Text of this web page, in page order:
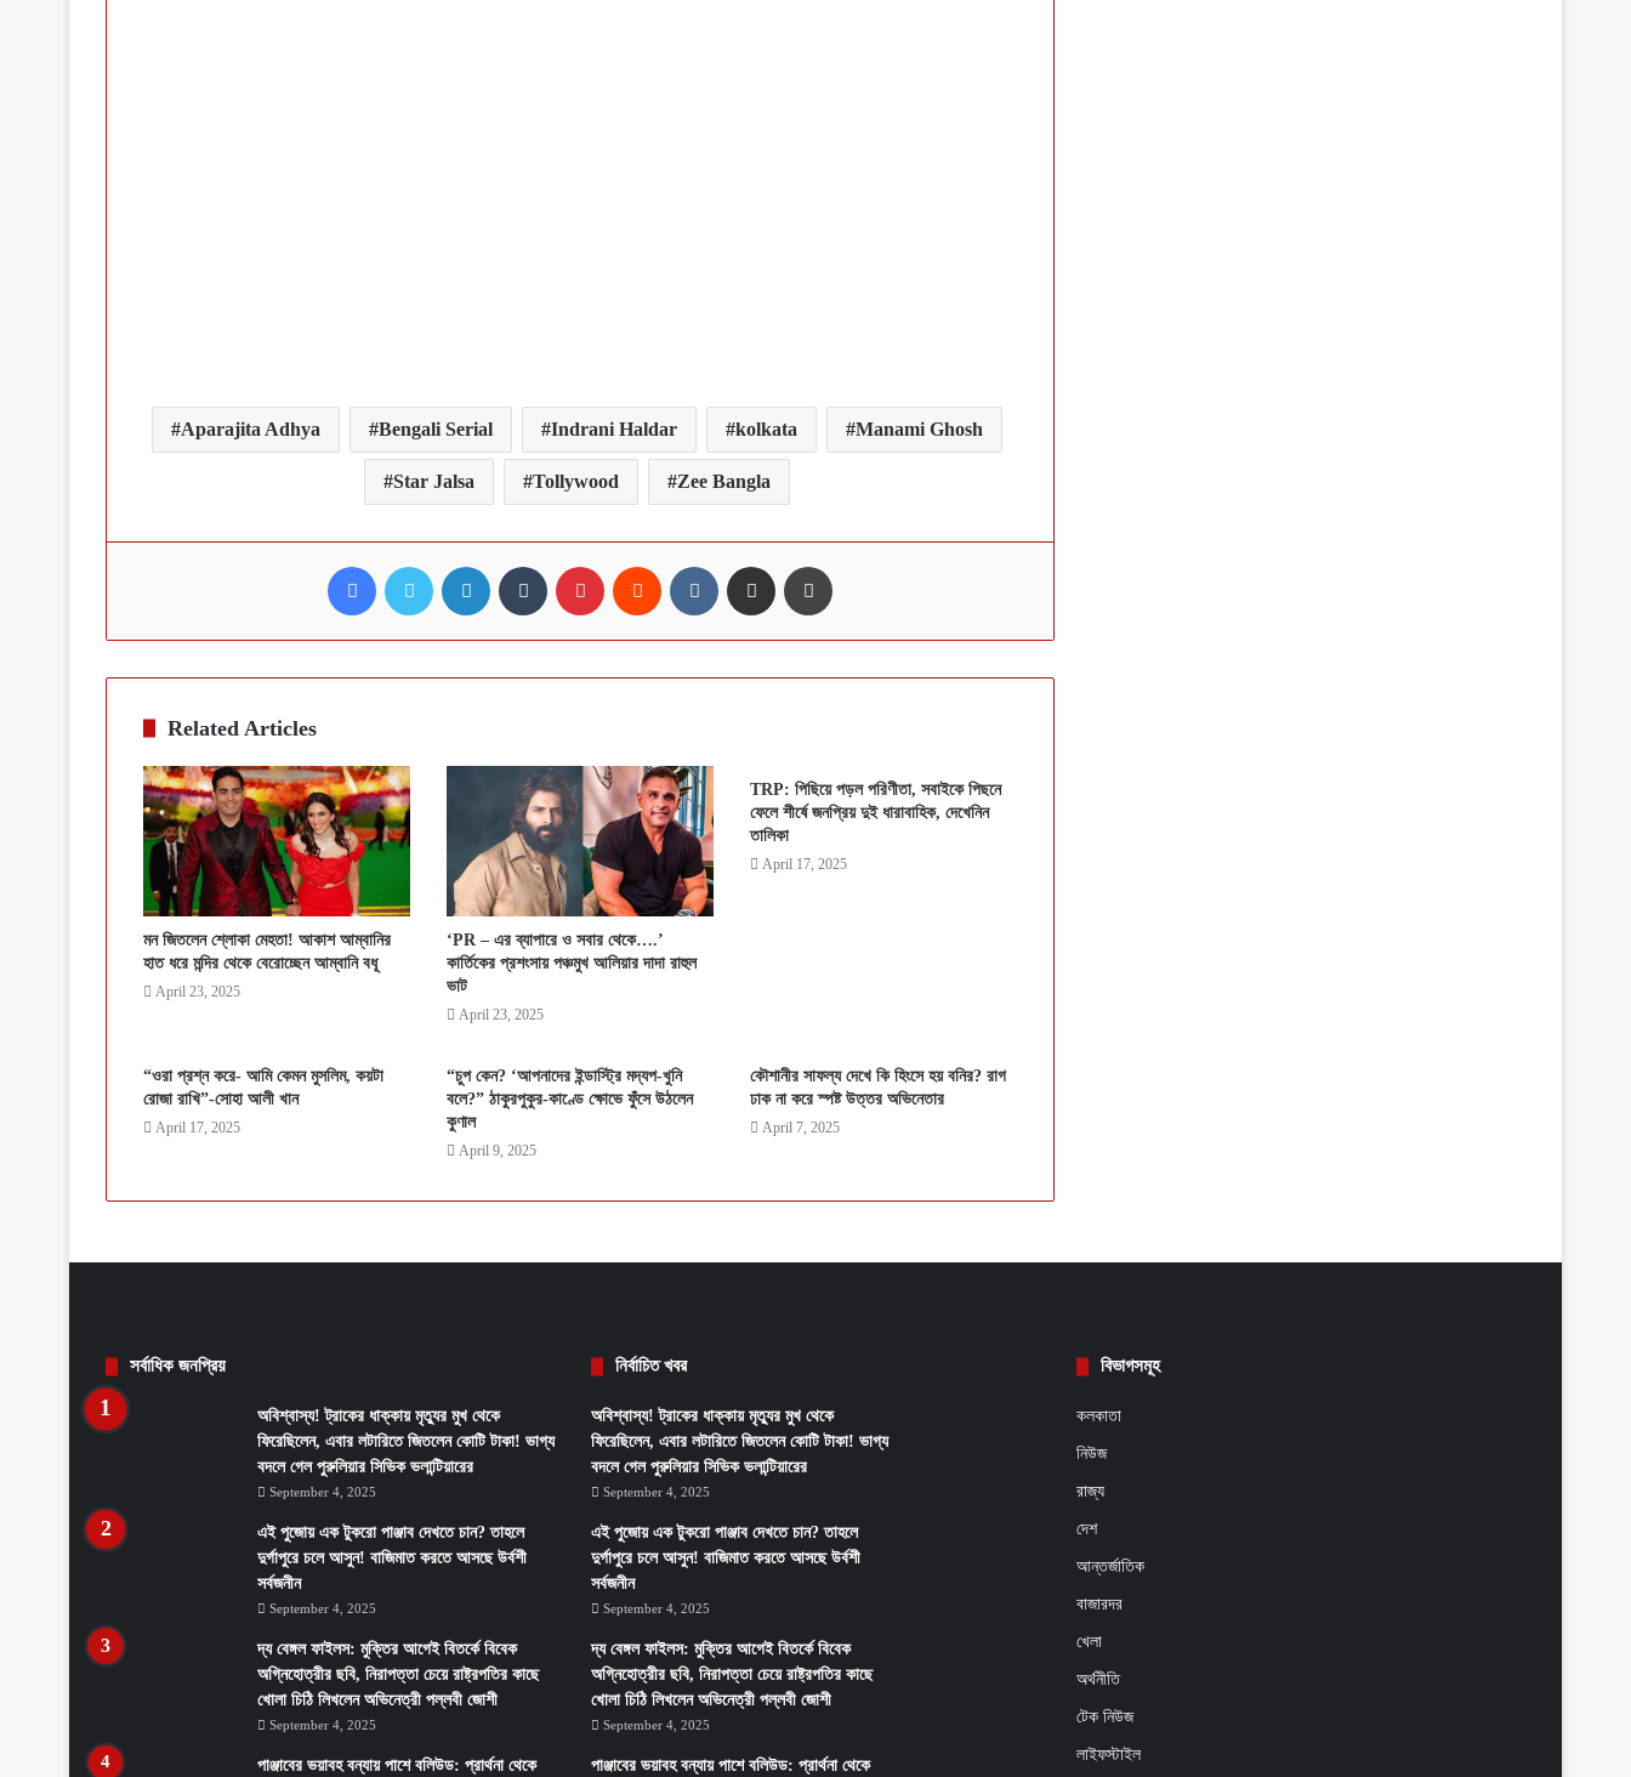
Aparajita Adhya Bengali Serial Indrani Haldar kolkata Manami Ghosh
Star Jalsa Tollywood Zee Bangla
Facebook Twitter LinkedIn Tumblr Pinterest Reddit VKontakte Share via Email
Related Articles
মন জিতলেন শ্লোকা মেহতা! আকাশ আম্বানির
হাত ধরে মন্দির থেকে বেরোচ্ছেন আম্বানি বধূ
April 23, 2025
‘PR – এর ব্যাপারে ও সবার থেকে….’
কার্তিকের প্রশংসায় পঞ্চমুখ আলিয়ার দাদা রাহুল
ভাট
April 23, 2025
TRP: পিছিয়ে পড়ল পরিণীতা, সবাইকে পিছনে
ফেলে শীর্ষে জনপ্রিয় দুই ধারাবাহিক, দেখেনিন
তালিকা
April 17, 2025
“ওরা প্রশ্ন করে- আমি কেমন মুসলিম, কয়টা
রোজা রাখি”-সোহা আলী খান
April 17, 2025
“চুপ কেন? ‘আপনাদের ইন্ডাস্ট্রি মদ্যপ-খুনি
বলে?” ঠাকুরপুকুর-কাণ্ডে ক্ষোভে ফুঁসে উঠলেন
কুণাল
April 9, 2025
কৌশানীর সাফল্য দেখে কি হিংসে হয় বনির? রাগ
ঢাক না করে স্পষ্ট উত্তর অভিনেতার
April 7, 2025
সর্বাধিক জনপ্রিয়
অবিশ্বাস্য! ট্রাকের ধাক্কায় মৃত্যুর মুখ থেকে
ফিরেছিলেন, এবার লটারিতে জিতলেন কোটি টাকা! ভাগ্য
বদলে গেল পুরুলিয়ার সিভিক ভলান্টিয়ারের
September 4, 2025
এই পুজোয় এক টুকরো পাঞ্জাব দেখতে চান? তাহলে
দুর্গাপুরে চলে আসুন! বাজিমাত করতে আসছে উর্বশী
সর্বজনীন
September 4, 2025
দ্য বেঙ্গল ফাইলস: মুক্তির আগেই বিতর্কে বিবেক
অগ্নিহোত্রীর ছবি, নিরাপত্তা চেয়ে রাষ্ট্রপতির কাছে
খোলা চিঠি লিখলেন অভিনেত্রী পল্লবী জোশী
September 4, 2025
পাঞ্জাবের ভয়াবহ বন্যায় পাশে বলিউড: প্রার্থনা থেকে
নির্বাচিত খবর
অবিশ্বাস্য! ট্রাকের ধাক্কায় মৃত্যুর মুখ থেকে
ফিরেছিলেন, এবার লটারিতে জিতলেন কোটি টাকা! ভাগ্য
বদলে গেল পুরুলিয়ার সিভিক ভলান্টিয়ারের
September 4, 2025
এই পুজোয় এক টুকরো পাঞ্জাব দেখতে চান? তাহলে
দুর্গাপুরে চলে আসুন! বাজিমাত করতে আসছে উর্বশী
সর্বজনীন
September 4, 2025
দ্য বেঙ্গল ফাইলস: মুক্তির আগেই বিতর্কে বিবেক
অগ্নিহোত্রীর ছবি, নিরাপত্তা চেয়ে রাষ্ট্রপতির কাছে
খোলা চিঠি লিখলেন অভিনেত্রী পল্লবী জোশী
September 4, 2025
পাঞ্জাবের ভয়াবহ বন্যায় পাশে বলিউড: প্রার্থনা থেকে
বিভাগসমূহ
কলকাতা
নিউজ
রাজ্য
দেশ
আন্তর্জাতিক
বাজারদর
খেলা
অর্থনীতি
টেক নিউজ
লাইফস্টাইল